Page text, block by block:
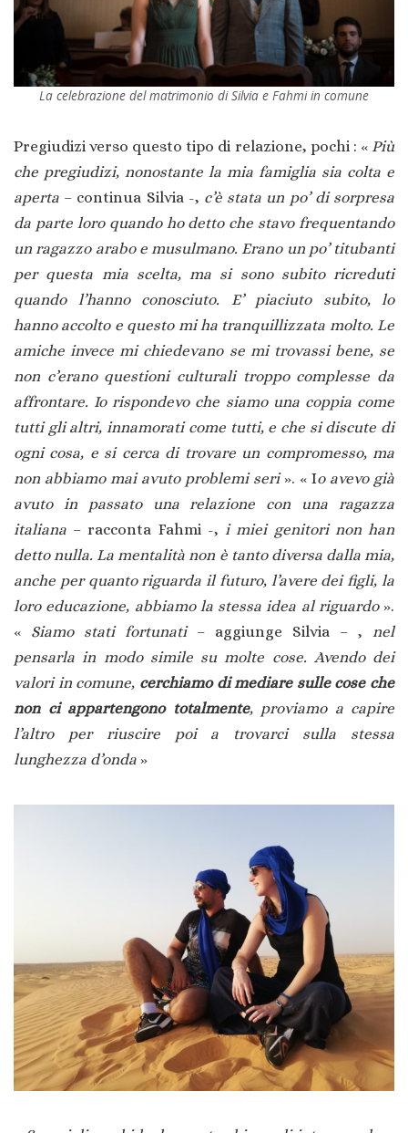
La celebrazione del matrimonio di Silvia e Fahmi in comune
Pregiudizi verso questo tipo di relazione, pochi : « Più
che pregiudizi, nonostante la mia famiglia sia colta e
aperta – continua Silvia -, c’è stata un po’ di sorpresa
da parte loro quando ho detto che stavo frequentando
un ragazzo arabo e musulmano. Erano un po’ titubanti
per questa mia scelta, ma si sono subito ricreduti
quando l’hanno conosciuto. E’ piaciuto subito, lo
hanno accolto e questo mi ha tranquillizzata molto. Le
amiche invece mi chiedevano se mi trovassi bene, se
non c’erano questioni culturali troppo complesse da
affrontare. Io rispondevo che siamo una coppia come
tutti gli altri, innamorati come tutti, e che si discute di
ogni cosa, e si cerca di trovare un compromesso, ma
non abbiamo mai avuto problemi seri ». « Io avevo già
avuto in passato una relazione con una ragazza
italiana – racconta Fahmi -,i miei genitori non han
detto nulla. La mentalità non è tanto diversa dalla mia,
anche per quanto riguarda il futuro, l’avere dei figli, la
loro educazione, abbiamo la stessa idea al riguardo ».
« Siamo stati fortunati – aggiunge Silvia – , nel
pensarla in modo simile su molte cose. Avendo dei
valori in comune, cerchiamo di mediare sulle cose che
non ci appartengono totalmente, proviamo a capire
l’altro per riuscire poi a trovarci sulla stessa
lunghezza d’onda »